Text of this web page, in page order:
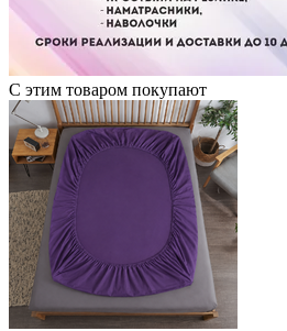
С этим товаром покупают